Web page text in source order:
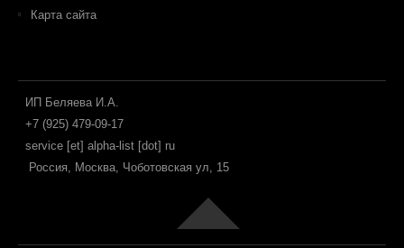
Карта сайта
ИП Беляева И.А.
+7 (925) 479-09-17
service [et] alpha-list [dot] ru
Россия, Москва, Чоботовская ул, 15